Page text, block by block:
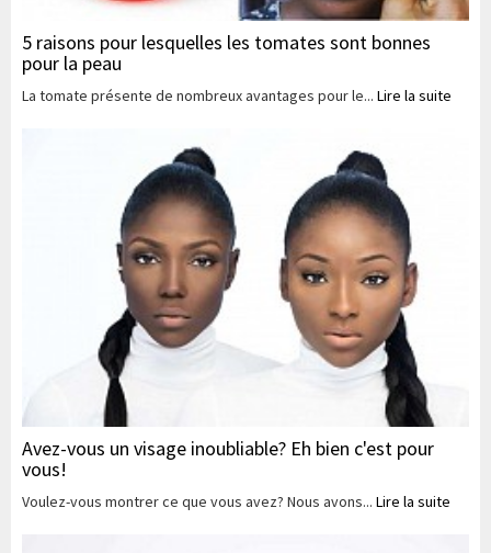
5 raisons pour lesquelles les tomates sont bonnes
pour la peau
La tomate présente de nombreux avantages pour le... Lire la suite
Avez-vous un visage inoubliable? Eh bien c'est pour
vous!
Voulez-vous montrer ce que vous avez? Nous avons... Lire la suite